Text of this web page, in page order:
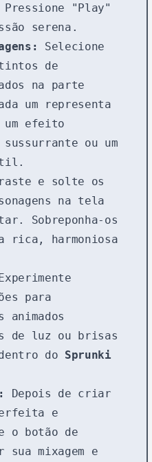
Pressione "Play"
serena.
Selecione
de
na parte
um representa
um efeito
ou um
e solte os
na tela
Sobreponha-os
rica, harmoniosa
para
animados
de luz ou brisas
do Sprunki
Depois de criar
e
o botão de
sua mixagem e